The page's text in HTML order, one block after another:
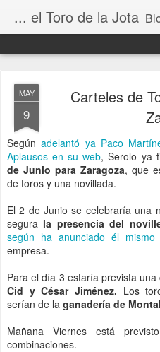
... el Toro de la Jota
MAY
9
Carteles de
Segúnadelantó ya Paco
Aplausos en su web, Serolo ya
de Junio para Zaragoza, que
de toros y una novillada.
El 2 de Junio se celebraría una
segura la presencia del
según ha anunciado él
empresa.
Para el día 3 estaría prevista
Cid y César Jiménez. Los
serían de la ganadería de
Mañana Viernes está
combinaciones.